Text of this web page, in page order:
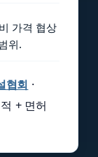
가격 협상
위.
협회 ·
+ 면허